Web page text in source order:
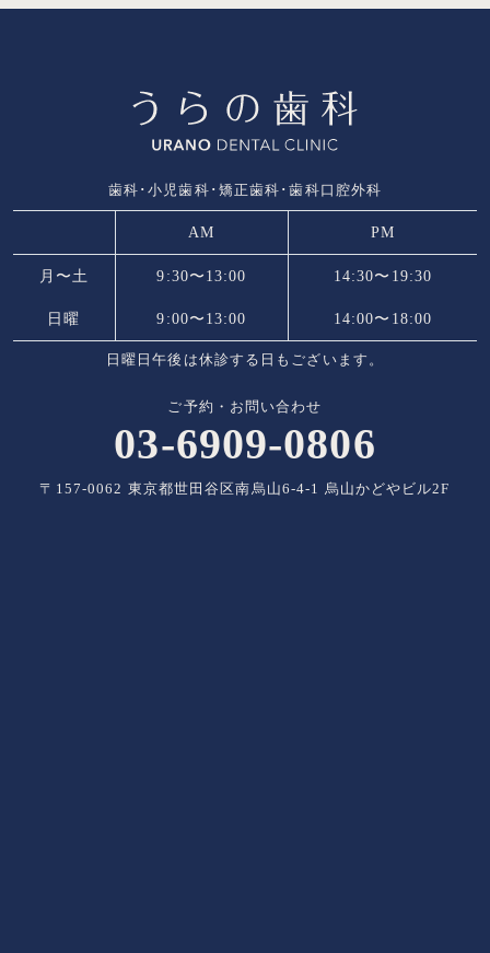
歯科･小児歯科･矯正歯科･歯科口腔外科
AM PM
月〜土 9:30〜13:00 14:30〜19:30
日曜 9:00〜13:00 14:00〜18:00
日曜日午後は休診する日もございます。
ご予約・お問い合わせ
03-6909-0806
〒157-0062 東京都世田谷区南烏山6-4-1 烏山かどやビル2F